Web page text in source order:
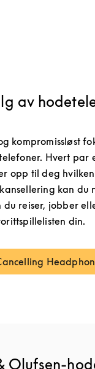
av
kompromissløst
Hvert
opp til deg
kan
du reiser, jobber
din.
Link Opens
Olufsen-